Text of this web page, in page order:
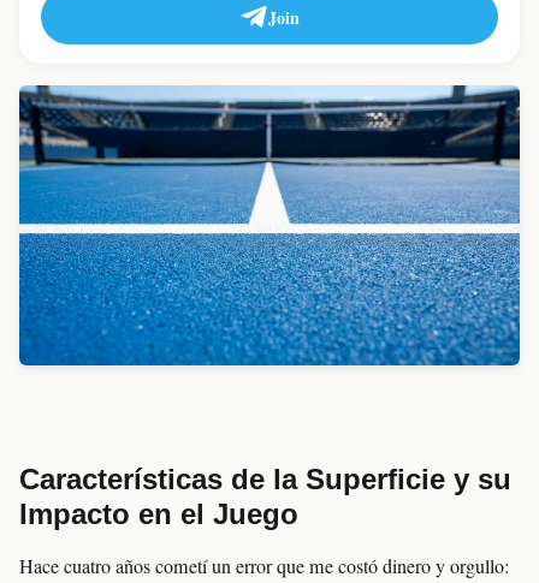
Join
Características de la Superficie y su
Impacto en el Juego
Hace cuatro años cometí un error que me costó dinero y orgullo: